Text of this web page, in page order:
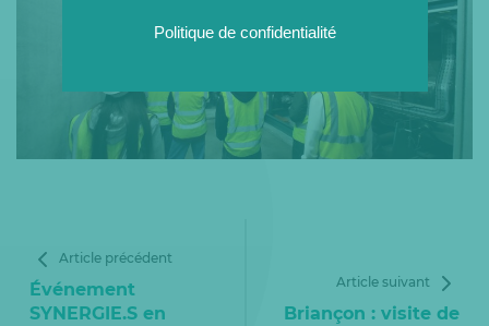
Article précédent
Événement
SYNERGIE.S en
Article suivant
Briançon : visite de
Politique de confidentialité